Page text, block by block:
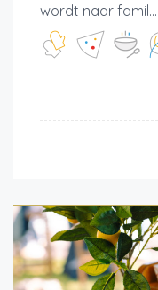
wordt naar famil...